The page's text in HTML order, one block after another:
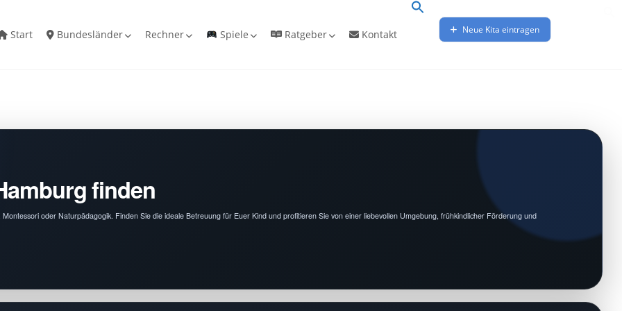
Start Bundesländer Rechner Spiele Ratgeber Kontakt Neue Kita eintragen
finden
oder Naturpädagogik. Finden Sie die ideale Betreuung für Euer Kind und profitieren Sie von einer liebevollen Umgebung, frühkindlicher Förderung und